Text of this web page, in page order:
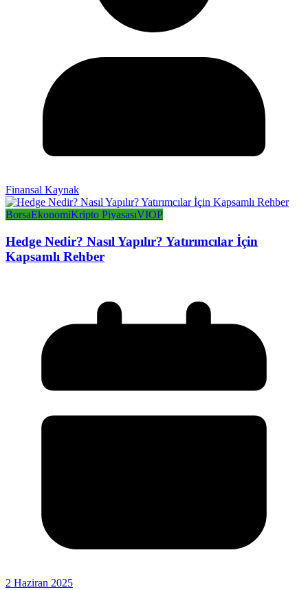
Finansal Kaynak
BorsaEkonomiKripto PiyasasıVIOP
Hedge Nedir? Nasıl Yapılır? Yatırımcılar İçin
Kapsamlı Rehber
2 Haziran 2025